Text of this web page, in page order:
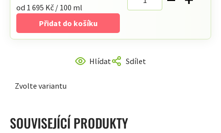
Zvolte variantu
Hlídat Sdílet
Měrná
cena:
od 1 695 Kč / 100 ml
Přidat do košíku
SOUVISEJÍCÍ PRODUKTY